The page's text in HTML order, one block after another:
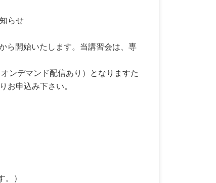
らせ
ら開始いたします。当講習会は、専
ンデマンド配信あり）となりますた
お申込み下さい。
）